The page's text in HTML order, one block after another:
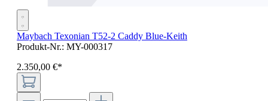
Maybach Texonian T52-2 Caddy Blue-Keith
Produkt-Nr.: MY-000317
2.350,00 €*